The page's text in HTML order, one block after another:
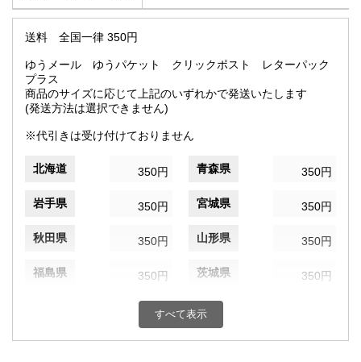
送料 全国一律 350円
ゆうメール ゆうパケット クリックポスト レターパック
プラス
商品のサイズに応じて上記のいずれかで発送いたします
(発送方法は選択できません)
※代引きは受け付けておりません
北海道 350円 青森県 350円
岩手県 350円 宮城県 350円
秋田県 350円 山形県 350円
福島県 350円 茨城県 350円
350円 群馬県
埼玉県 350円 千葉県 350円
すべて表示